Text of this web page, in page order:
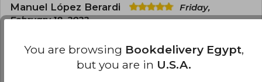
Manuel López Berardi
Friday,
February 18, 2022
Excelente edición. Creo que la traducción es la
más clara y accesible de las disponibles en
español y que el precio es por demás de justo.
You are browsing Bookdelivery Egypt,
but you are in U.S.A.